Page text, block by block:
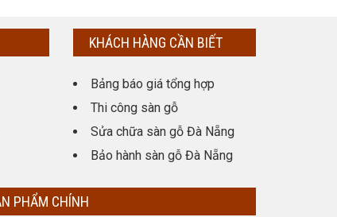
KHÁCH HÀNG CẦN BIẾT
Bảng báo giá tổng hợp
Thi công sàn gỗ
Sửa chữa sàn gỗ Đà Nẵng
Bảo hành sàn gỗ Đà Nẵng
PHẨM CHÍNH